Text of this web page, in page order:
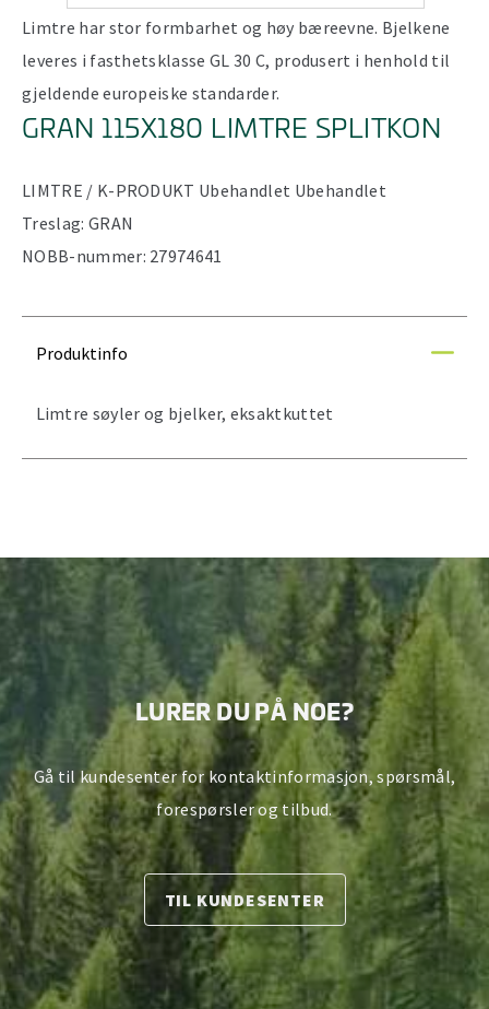
Limtre har stor formbarhet og høy bæreevne. Bjelkene
leveres i fasthetsklasse GL 30 C, produsert i henhold til
gjeldende europeiske standarder.
GRAN 115X180 LIMTRE SPLITKON
LIMTRE / K-PRODUKT Ubehandlet Ubehandlet
Treslag: GRAN
NOBB-nummer: 27974641
Produktinfo
Limtre søyler og bjelker, eksaktkuttet
LURER DU PÅ NOE?
Gå til kundesenter for kontaktinformasjon, spørsmål,
forespørsler og tilbud.
TIL KUNDESENTER